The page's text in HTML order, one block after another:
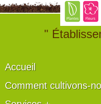
"
Accueil
Comment cultivons-